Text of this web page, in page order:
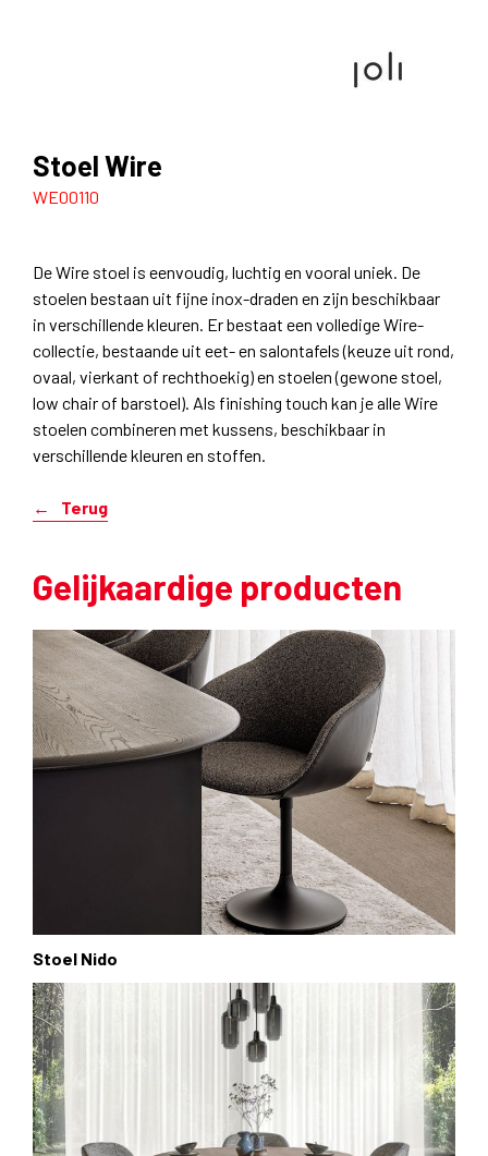
Stoel Wire
WE00110
De Wire stoel is eenvoudig, luchtig en vooral uniek. De
stoelen bestaan uit fijne inox-draden en zijn beschikbaar
in verschillende kleuren. Er bestaat een volledige Wire-
collectie, bestaande uit eet- en salontafels (keuze uit rond,
ovaal, vierkant of rechthoekig) en stoelen (gewone stoel,
low chair of barstoel). Als finishing touch kan je alle Wire
stoelen combineren met kussens, beschikbaar in
verschillende kleuren en stoffen.
Terug
Gelijkaardige producten
Stoel Nido